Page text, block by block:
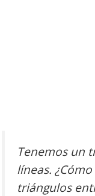
Tenemos un
líneas.
triángulos